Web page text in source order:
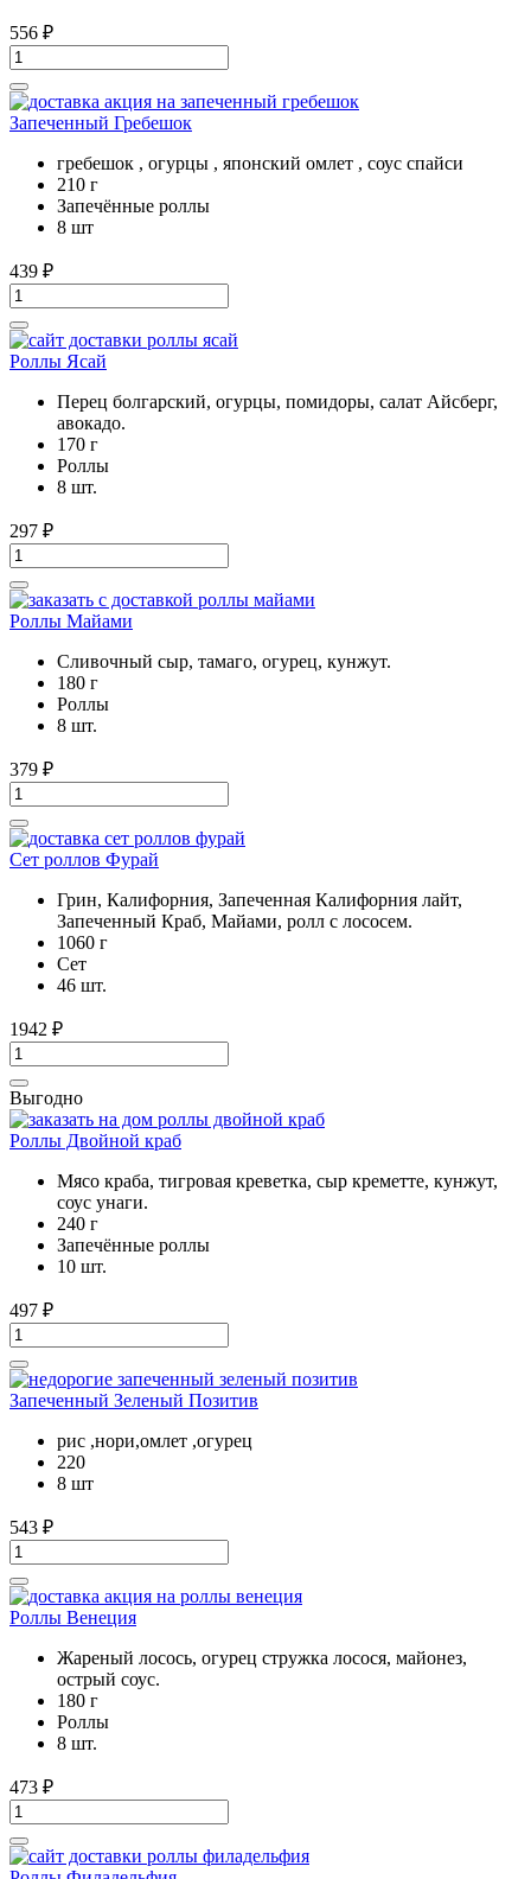
556 ₽
Запеченный Гребешок
гребешок , огурцы , японский омлет , соус спайси
210 г
Запечённые роллы
8 шт
439 ₽
Роллы Ясай
Перец болгарский, огурцы, помидоры, салат Айсберг,
авокадо.
170 г
Роллы
8 шт.
297 ₽
Роллы Майами
Сливочный сыр, тамаго, огурец, кунжут.
180 г
Роллы
8 шт.
379 ₽
Сет роллов Фурай
Грин, Калифорния, Запеченная Калифорния лайт,
Запеченный Краб, Майами, ролл с лососем.
1060 г
Cет
46 шт.
1942 ₽
Выгодно
Роллы Двойной краб
Мясо краба, тигровая креветка, сыр креметте, кунжут,
соус унаги.
240 г
Запечённые роллы
10 шт.
497 ₽
Запеченный Зеленый Позитив
рис ,нори,омлет ,огурец
220
8 шт
543 ₽
Роллы Венеция
Жареный лосось, огурец стружка лосося, майонез,
острый соус.
180 г
Роллы
8 шт.
473 ₽